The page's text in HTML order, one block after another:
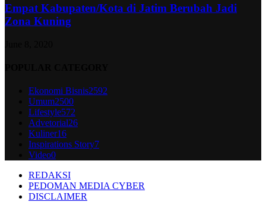
Empat Kabupaten/Kota di Jatim Berubah Jadi
Zona Kuning
Ekonomi Bisnis2592
Umum2500
Lifestyle572
Advetorial26
Kuliner16
Inspirations Story7
Video0
REDAKSI
PEDOMAN MEDIA CYBER
DISCLAIMER